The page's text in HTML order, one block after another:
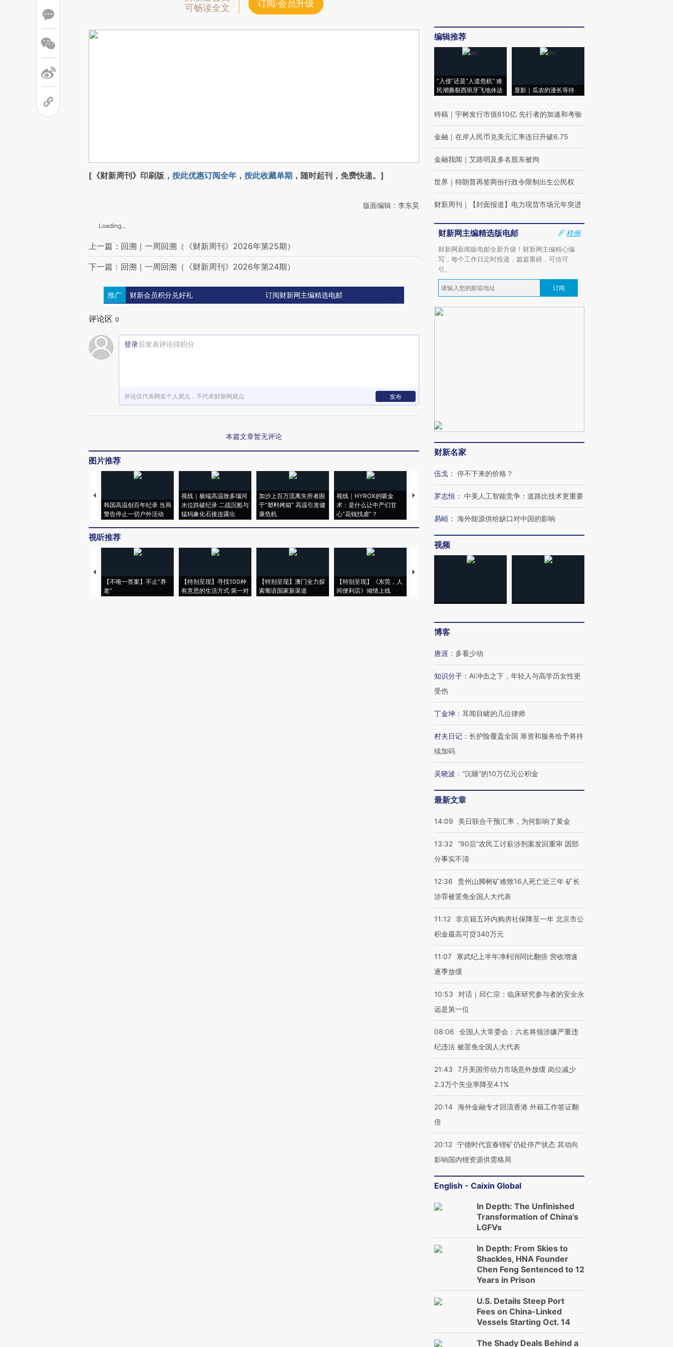
可畅读全文
订阅/会员升级
[《财新周刊》印刷版， 按此优惠订阅全年 ， 按此收藏单期 ，随时起刊，免费快递。]
版面编辑：李东昊
Loading...
上一篇：回溯｜一周回溯（《财新周刊》2026年第25期）
下一篇：回溯｜一周回溯（《财新周刊》2026年第24期）
推广 财新会员积分兑好礼 订阅财新网主编精选电邮
评论区 0
登录后发表评论得积分
评论仅代表网友个人观点，不代表财新网观点 发布
本篇文章暂无评论
图片推荐
韩国高温创百年纪录 当局
警告停止一切户外活动
视线｜极端高温致多瑙河
水位跌破纪录 二战沉船与
猛犸象化石接连露出
加沙上百万流离失所者困
于“塑料烤箱” 高温引发健
康危机
视线｜HYROX的吸金
术：是什么让中产们甘
心“花钱找虐”？
马航飞行员跨国走私7万
视线｜被称为“蟑螂”的印
育部长拱下台
视线｜“入侵”还是“人道危
视听推荐
【不唯一答案】不止“养
老”
【特别呈现】寻找100种
有意思的生活方式·第一对
【特别呈现】澳门全力探
索葡语国家新渠道
【特别呈现】《东莞，人
间便利店》倾情上线
【推广】走进第四届链博
编辑推荐
“入侵”还是“人道危机” 难
民潮撕裂西班牙飞地休达
显影｜瓜农的漫长等待
特稿 ｜ 宇树发行市值610亿 先行者的加速和考验
金融 ｜ 在岸人民币兑美元汇率连日升破6.75
金融我闻 ｜ 艾路明及多名股东被拘
世界 ｜ 特朗普再签两份行政令限制出生公民权
财新周刊 ｜ 【封面报道】电力现货市场元年突进
财新网主编精选版电邮
样例
财新网新闻版电邮全新升级！财新网主编精心编
写，每个工作日定时投递，篇篇重磅，可信可
引。
订阅
财新名家
伍戈 ： 停不下来的价格？
罗志恒 ： 中美人工智能竞争：道路比技术更重要
易峘 ： 海外能源供给缺口对中国的影响
视频
博客
唐涯 ： 多看少动
知识分子 ： AI冲击之下，年轻人与高学历女性更
受伤
丁金坤 ： 耳闻目睹的几位律师
村夫日记 ： 长护险覆盖全国 筹资和服务给予将持
续加码
吴晓波 ： “沉睡”的10万亿元公积金
最新文章
14:09 美日联合干预汇率，为何影响了黄金
13:32 “90后”农民工讨薪涉刑案发回重审 因部
分事实不清
12:36
贵州山脚树矿难致16人死亡近三年 矿长
涉罪被罢免全国人大代表
11:12 非京籍五环内购房社保降至一年 北京市公
积金最高可贷340万元
11:07
寒武纪上半年净利润同比翻倍 营收增速
逐季放缓
10:53
对话｜邱仁宗：临床研究参与者的安全永
远是第一位
08:06
全国人大常委会：六名将领涉嫌严重违
纪违法 被罢免全国人大代表
21:43
7月美国劳动力市场意外放缓 岗位减少
2.3万个失业率降至4.1%
20:14 海外金融专才回流香港 外籍工作签证翻
倍
20:12 宁德时代宜春锂矿仍处停产状态 其动向
影响国内锂资源供需格局
English - Caixin Global
In Depth: The Unfinished
Transformation of China’s
LGFVs
In Depth: From Skies to
Shackles, HNA Founder
Chen Feng Sentenced to 12
Years in Prison
U.S. Details Steep Port
Fees on China-Linked
Vessels Starting Oct. 14
The Shady Deals Behind a